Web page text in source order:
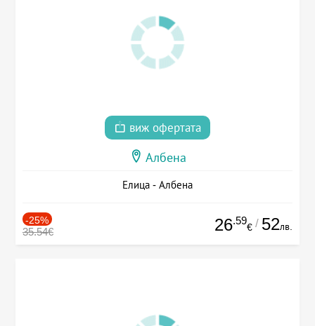
виж офертата
Албена
Елица - Албена
-25%
35.54€ 26.59
€ / 52лв.